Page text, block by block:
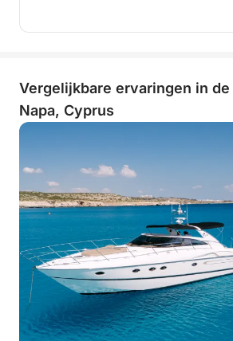
Vergelijkbare ervaringen in
Napa, Cyprus